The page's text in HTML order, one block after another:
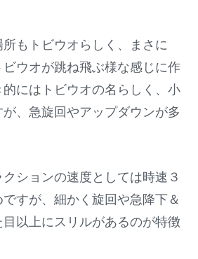
もトビウオらしく、まさに
ビウオが跳ね飛ぶ様な感じに作
にはトビウオの名らしく、小
、急旋回やアップダウンが多
ションの速度としては時速３
すが、細かく旋回や急降下＆
目以上にスリルがあるのが特徴